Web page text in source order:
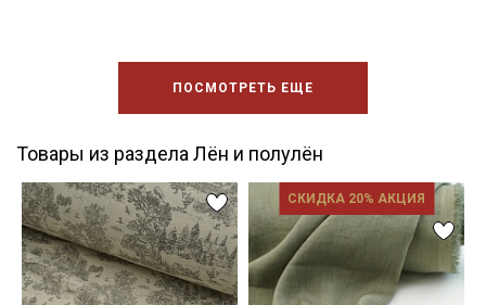
ПОСМОТРЕТЬ ЕЩЕ
Товары из раздела Лён и полулён
СКИДКА 20% АКЦИЯ